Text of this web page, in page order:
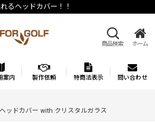
るヘッドカバー！！
商品検索 ホーム
案内 製作依頼 特商法表示 問い合わせ
ッドカバー with クリスタルガラス